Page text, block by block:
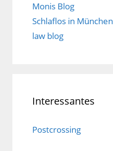
Monis Blog
Schlaflos in München
law blog
Interessantes
Postcrossing